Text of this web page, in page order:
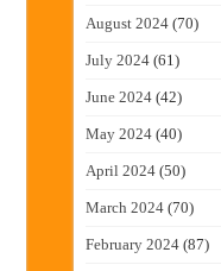
August 2024 (70)
July 2024 (61)
June 2024 (42)
May 2024 (40)
April 2024 (50)
March 2024 (70)
February 2024 (87)